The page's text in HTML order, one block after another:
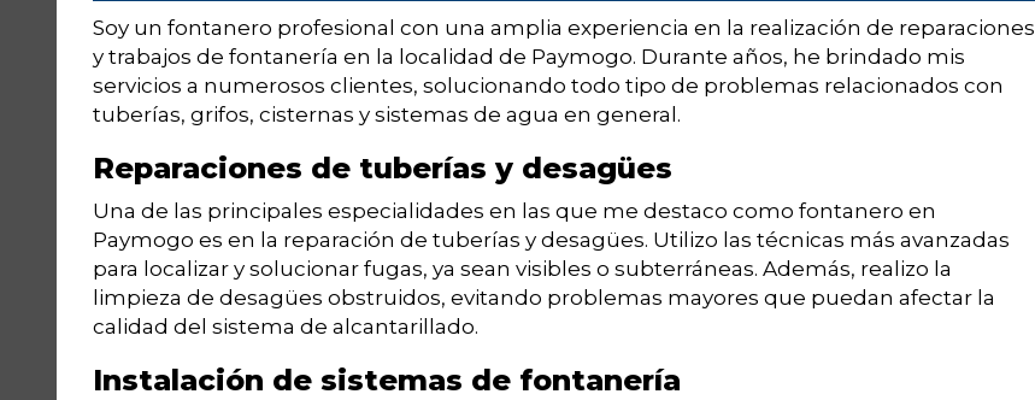
Soy un fontanero profesional con una amplia experiencia en la realización de reparaciones
y trabajos de fontanería en la localidad de Paymogo. Durante años, he brindado mis
servicios a numerosos clientes, solucionando todo tipo de problemas relacionados con
tuberías, grifos, cisternas y sistemas de agua en general.
Reparaciones de tuberías y desagües
Una de las principales especialidades en las que me destaco como fontanero en
Paymogo es en la reparación de tuberías y desagües. Utilizo las técnicas más avanzadas
para localizar y solucionar fugas, ya sean visibles o subterráneas. Además, realizo la
limpieza de desagües obstruidos, evitando problemas mayores que puedan afectar la
calidad del sistema de alcantarillado.
Instalación de sistemas de fontanería